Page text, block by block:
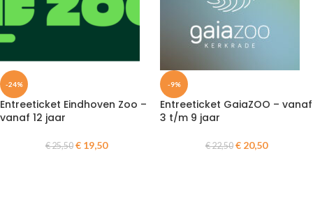
-24%
Entreeticket Eindhoven Zoo –
vanaf 12 jaar
€25,50 € 19,50
-9%
Entreeticket GaiaZOO – vanaf
3 t/m 9 jaar
€22,50 € 20,50